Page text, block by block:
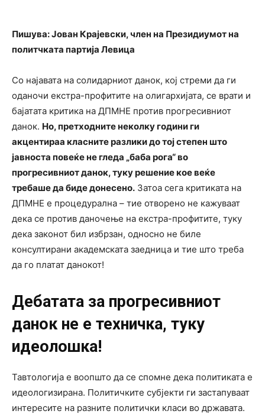
Пишува: Јован Крајевски, член на Президиумот на
политчката партија Левица
Со најавата на солидарниот данок, кој стреми да ги
оданочи екстра-профитите на олигархијата, се врати и
бајатата критика на ДПМНЕ против прогресивниот
данок. Но, претходните неколку години ги
акцентираа класните разлики до тој степен што
јавноста повеќе не гледа „баба рога“ во
прогресивниот данок, туку решение кое веќе
требаше да биде донесено. Затоа сега критиката на
ДПМНЕ е процедурална – тие отворено не кажуваат
дека се против даночење на екстра-профитите, туку
дека законот бил избрзан, односно не биле
консултирани академската заедница и тие што треба
да го платат данокот!
Дебатата за прогресивниот
данок не е техничка, туку
идеолошка!
Тавтологија е воопшто да се спомне дека политиката е
идеологизирана. Политичките субјекти ги застапуваат
интересите на разните политички класи во државата.